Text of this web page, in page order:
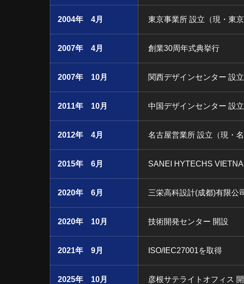
2004年 4月 東京事業所 設立（現・東
2007年 4月 創業30周年式典挙行
2007年 10月 関西デザインセンター 設立
2011年 10月 中国デザインセンター 設
2012年 4月 名古屋営業所 設立（現・名
2015年 6月 SANEI HYTECHS
2020年 6月 三栄高科設計(成都)有限公
2020年 10月 技術開発センター 開設
2021年 9月 ISO/IEC27001を取得
2025年 10月 彦根サテライトオフィス